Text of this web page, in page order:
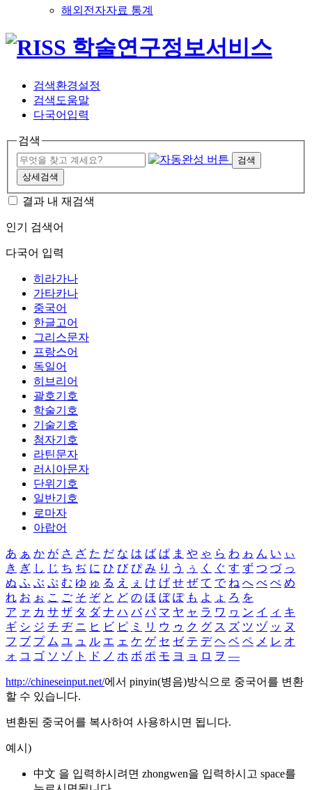
해외전자자료 통계
검색환경설정
검색도움말
다국어입력
검색
검색
상세검색
결과 내 재검색
인기 검색어
다국어 입력
히라가나
가타카나
중국어
한글고어
그리스문자
프랑스어
독일어
히브리어
괄호기호
학술기호
기술기호
첨자기호
라틴문자
러시아문자
단위기호
일반기호
로마자
아랍어
あ ぁ か が さ ざ た だ な は ば ぱ ま や ゃ ら わ ゎ ん い ぃ
き ぎ し じ ち ぢ に ひ び ぴ み り う ぅ く ぐ す ず つ づ っ
ぬ ふ ぶ ぷ む ゆ ゅ る え ぇ け げ せ ぜ て で ね へ べ ぺ め
れ お ぉ こ ご そ ぞ と ど の ほ ぼ ぽ も よ ょ ろ を
ア ァ カ サ ザ タ ダ ナ ハ バ パ マ ヤ ャ ラ ワ ヮ ン イ ィ キ
ギ シ ジ チ ヂ ニ ヒ ビ ピ ミ リ ウ ゥ ク グ ス ズ ツ ヅ ッ ヌ
フ ブ プ ム ユ ュ ル エ ェ ケ ゲ セ ゼ テ デ ヘ ベ ペ メ レ オ
ォ コ ゴ ソ ゾ ト ド ノ ホ ボ ポ モ ヨ ョ ロ ヲ ―
http://chineseinput.net/에서 pinyin(병음)방식으로 중국어를 변환
할 수 있습니다.
변환된 중국어를 복사하여 사용하시면 됩니다.
예시)
中文 을 입력하시려면 zhongwen을 입력하시고 space를